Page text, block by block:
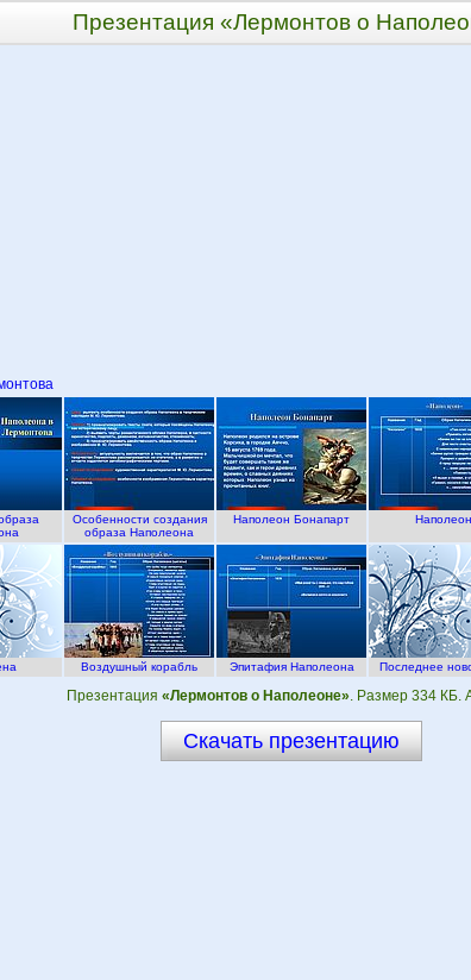
Презентация «Лермонтов о
Особенности создания
образа Наполеона
Наполеон Бонапарт Наполеон
Воздушный корабль Эпитафия Наполеона Последнее
Презентация «Лермонтов о Наполеоне». Размер 334 КБ.
Скачать презентацию